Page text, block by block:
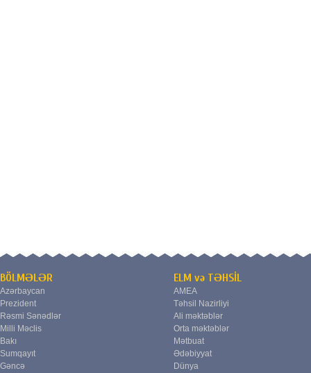
BÖLMƏLƏR
Azərbaycan
Prezident
Rəsmi Sənədlər
Milli Məclis
Bakı
Sumqayıt
Gəncə
ELM və TƏHSİL
AMEA
Təhsil Nazirliyi
Ali məktəblər
Orta məktəblər
Mətbuat
Ədəbiyyat
Dünya